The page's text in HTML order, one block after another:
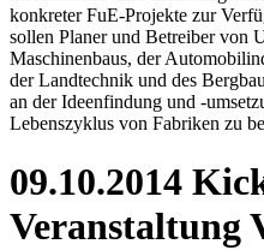
konkreter FuE-Projekte zur
sollen Planer und Betreiber von
Maschinenbaus, der
der Landtechnik und des
an der Ideenfindung und -
Lebenszyklus von Fabriken zu
09.10.2014
Veranstaltung